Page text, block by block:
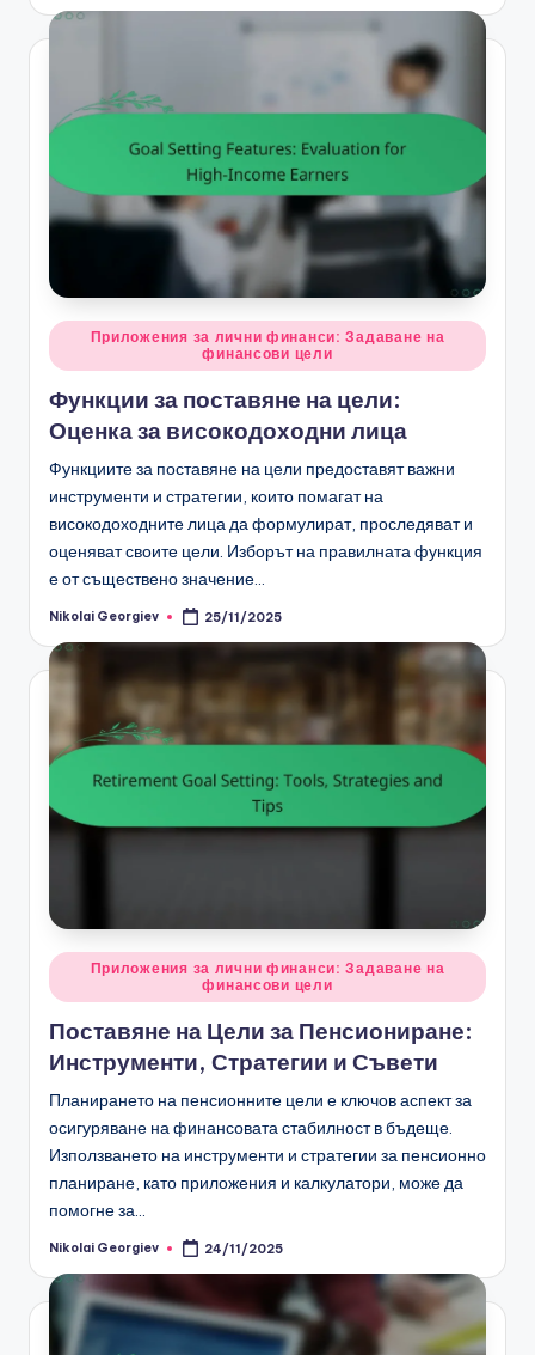
Posted
in
Приложения за лични финанси: Задаване на
финансови цели
Функции за поставяне на цели:
Оценка за високодоходни лица
Функциите за поставяне на цели предоставят важни
инструменти и стратегии, които помагат на
високодоходните лица да формулират, проследяват и
оценяват своите цели. Изборът на правилната функция
е от съществено значение…
Posted
Nikolai Georgiev 25/11/2025
Posted
in
Приложения за лични финанси: Задаване на
финансови цели
Поставяне на Цели за Пенсиониране:
Инструменти, Стратегии и Съвети
Планирането на пенсионните цели е ключов аспект за
осигуряване на финансовата стабилност в бъдеще.
Използването на инструменти и стратегии за пенсионно
планиране, като приложения и калкулатори, може да
помогне за…
Posted
Nikolai Georgiev 24/11/2025